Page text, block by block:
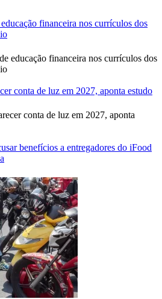
financeira nos currículos dos
conta de luz em 2027, aponta estudo
benefícios a entregadores do iFood